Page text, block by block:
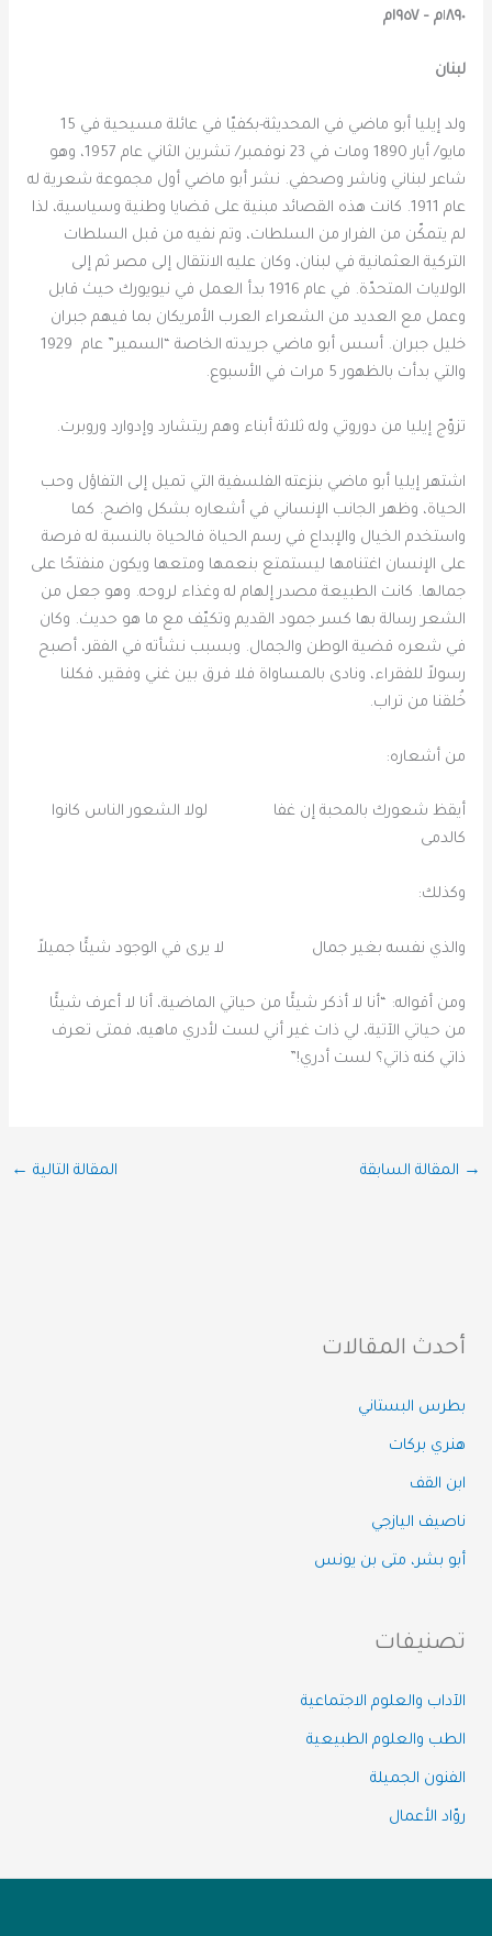
١٨٩٠م – ١٩٥٧م
لبنان
ولد إيليا أبو ماضي في المحديثة-بكفيّا في عائلة مسيحية في 15
مايو/ أيار 1890 ومات في 23 نوفمبر/ تشرين الثاني عام 1957، وهو
شاعر لبناني وناشر وصحفي. نشر أبو ماضي أول مجموعة شعرية له
عام 1911. كانت هذه القصائد مبنية على قضايا وطنية وسياسية، لذا
لم يتمكّن من الفرار من السلطات، وتم نفيه من قبل السلطات
التركية العثمانية في لبنان، وكان عليه الانتقال إلى مصر ثم إلى
الولايات المتحدّة. في عام 1916 بدأ العمل في نيويورك حيث قابل
وعمل مع العديد من الشعراء العرب الأمريكان بما فيهم جبران
خليل جبران. أسس أبو ماضي جريدته الخاصة “السمير” عام 1929
والتي بدأت بالظهور 5 مرات في الأسبوع.
تزوّج إيليا من دوروتي وله ثلاثة أبناء وهم ريتشارد وإدوارد وروبرت.
اشتهر إيليا أبو ماضي بنزعته الفلسفية التي تميل إلى التفاؤل وحب
الحياة، وظهر الجانب الإنساني في أشعاره بشكل واضح. كما
واستخدم الخيال والإبداع في رسم الحياة فالحياة بالنسبة له فرصة
على الإنسان اغتنامها ليستمتع بنعمها ومتعها ويكون منفتحًا على
جمالها. كانت الطبيعة مصدر إلهام له وغذاء لروحه. وهو جعل من
الشعر رسالة بها كسر جمود القديم وتكيّف مع ما هو حديث. وكان
في شعره قضية الوطن والجمال. وبسبب نشأته في الفقر، أصبح
رسولاً للفقراء، ونادى بالمساواة فلا فرق بين غني وفقير، فكلنا
خُلقنا من تراب.
من أشعاره:
أيقظ شعورك بالمحبة إن غفا
لولا الشعور الناس كانوا
كالدمى
وكذلك:
والذي نفسه بغير جمال لا يرى في الوجود شيئًا جميلاً
ومن أقواله: “أنا لا أذكر شيئًا من حياتي الماضية، أنا لا أعرف شيئًا
من حياتي الآتية، لي ذات غير أني لست لأدري ماهيه، فمتى تعرف
ذاتي كنه ذاتي؟ لست أدري!”
→ المقالة السابقة المقالة التالية ←
أحدث المقالات
بطرس البستاني
هنري بركات
ابن القف
ناصيف اليازجي
أبو بشر، متى بن يونس
تصنيفات
الآداب والعلوم الاجتماعية
الطب والعلوم الطبيعية
الفنون الجميلة
روّاد الأعمال